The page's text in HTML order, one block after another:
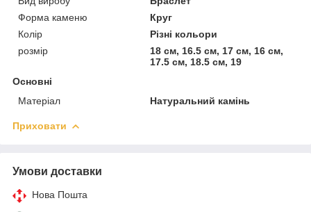
Форма каменю
Круг
Колір
Різні кольори
розмір
18 см, 16.5 см, 17 см, 16 см,
17.5 см, 18.5 см, 19
Основні
Матеріал
Натуральний камінь
Приховати
Умови доставки
Нова Пошта